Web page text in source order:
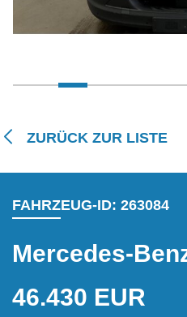
ZURÜCK ZUR LISTE
FAHRZEUG-ID: 263084
Mercedes-
46.430 EUR